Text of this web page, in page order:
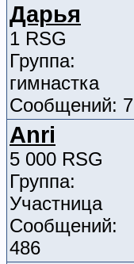
Дарья
1 RSG
Группа:
гимнастка
Сообщений: 7
Anri
5 000 RSG
Группа:
Участница
Сообщений:
486